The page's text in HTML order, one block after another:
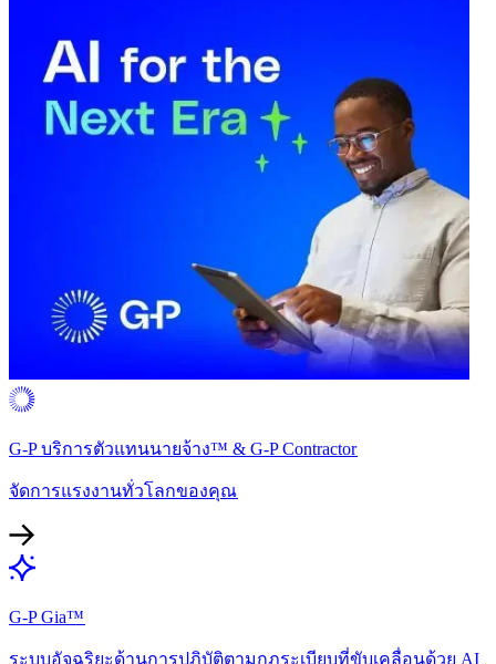
G-P บริการตัวแทนนายจ้าง™ & G-P Contractor​​
จัดการแรงงานทั่วโลกของคุณ​​
G-P Gia™​​
ระบบอัจฉริยะด้านการปฏิบัติตามกฎระเบียบที่ขับเคลื่อนด้วย AI​​